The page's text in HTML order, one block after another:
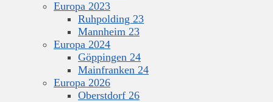
Europa 2023
Ruhpolding 23
Mannheim 23
Europa 2024
Göppingen 24
Mainfranken 24
Europa 2026
Oberstdorf 26